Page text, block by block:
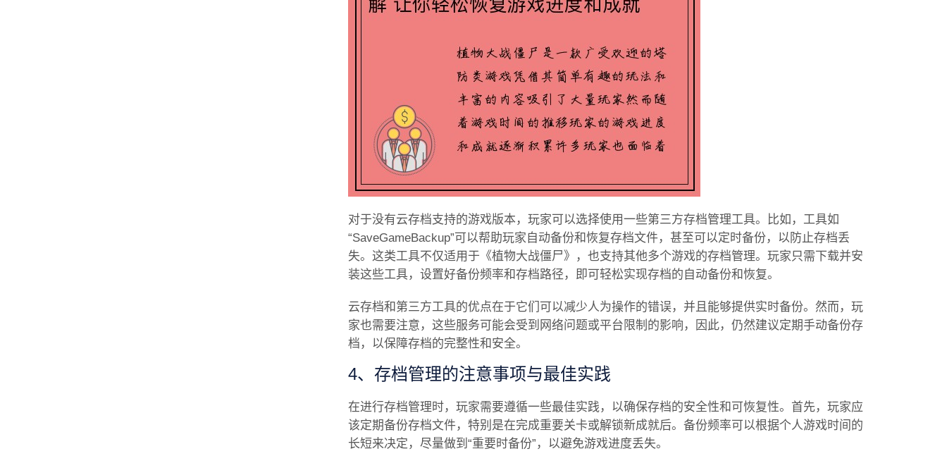
对于没有云存档支持的游戏版本，玩家可以选择使用一些第三方存档管理工具。比如，工具如
“SaveGameBackup”可以帮助玩家自动备份和恢复存档文件，甚至可以定时备份，以防止存档丢
失。这类工具不仅适用于《植物大战僵尸》，也支持其他多个游戏的存档管理。玩家只需下载并安
装这些工具，设置好备份频率和存档路径，即可轻松实现存档的自动备份和恢复。
云存档和第三方工具的优点在于它们可以减少人为操作的错误，并且能够提供实时备份。然而，玩
家也需要注意，这些服务可能会受到网络问题或平台限制的影响，因此，仍然建议定期手动备份存
档，以保障存档的完整性和安全。
4、存档管理的注意事项与最佳实践
在进行存档管理时，玩家需要遵循一些最佳实践，以确保存档的安全性和可恢复性。首先，玩家应
该定期备份存档文件，特别是在完成重要关卡或解锁新成就后。备份频率可以根据个人游戏时间的
长短来决定，尽量做到“重要时备份”，以避免游戏进度丢失。